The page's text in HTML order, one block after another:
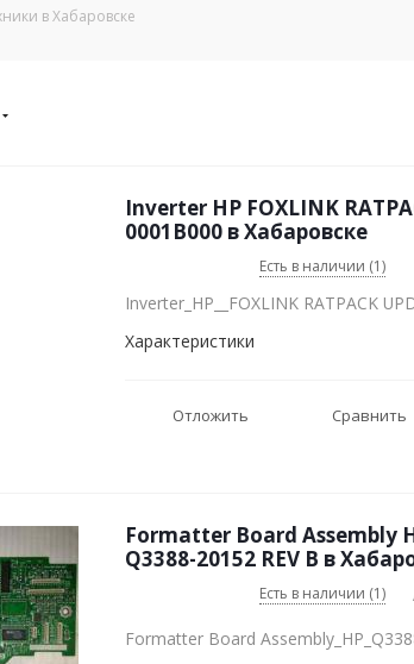
в Хабаровске
Inverter HP FOXLINK RATPACK UPD8891 REV-B 202-
0001B000 в Хабаровске
Есть в наличии (1)
Inverter_HP__FOXLINK RATPACK
Характеристики
Отложить Сравнить
Formatter Board Assembly
Q3388-20152 REV B в
Есть в наличии (1)
Formatter Board